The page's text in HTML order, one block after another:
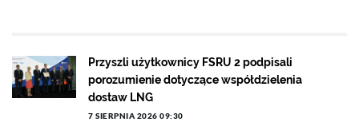
Przyszli użytkownicy FSRU 2 podpisali
porozumienie dotyczące współdzielenia
dostaw LNG
7 SIERPNIA 2026 09:30